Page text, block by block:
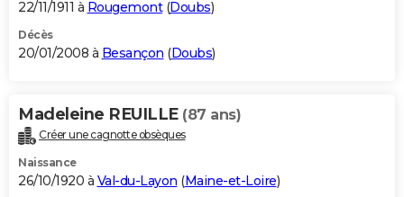
22/11/1911 à Rougemont(Doubs)
Décès
20/01/2008 à Besançon (Doubs)
Madeleine REUILLE (87 ans)
Créer une cagnotte obsèques
Naissance
26/10/1920 à Val-du-Layon (Maine-et-Loire)